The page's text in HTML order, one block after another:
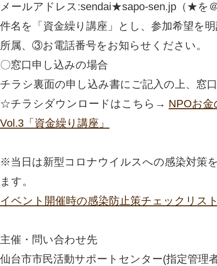
メールアドレス:sendai★sapo-sen.jp（★を
件名を「資金繰り講座」とし、参加希望を
所属、③お電話番号をお知らせください。
〇窓口申し込みの場合
チラシ裏面の申し込み書にご記入の上、窓
☆チラシダウンロードはこちら→ NPOお
Vol.3「資金繰り講座」
※当日は新型コロナウイルスへの感染対策
ます。
イベント開催時の感染防止策チェックリス
主催・問い合わせ先
仙台市市民活動サポートセンター(指定管理